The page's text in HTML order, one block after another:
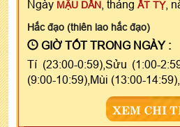
Ngày MẬU DẦN , tháng ẤT TỴ,
Hắc đạo (thiên lao hắc đạo)
GIỜ TỐT TRONG NGÀY :
Tí (23:00-0:59),Sửu (1:00-
(9:00-10:59),Mùi (13:00-
XEM CHI